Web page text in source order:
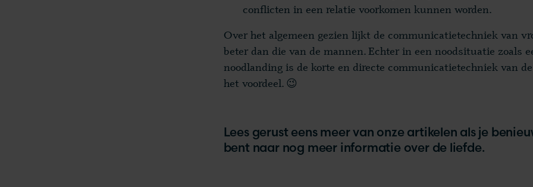
conflicten in een relatie voorkomen kunnen worden.
Over het algemeen gezien lijkt de communicatietechniek van
beter dan die van de mannen. Echter in een noodsituatie zoals
noodlanding is de korte en directe communicatietechniek van
het voordeel. 😉
Lees gerust eens meer van onze artikelen als je
bent naar nog meer informatie over de liefde.